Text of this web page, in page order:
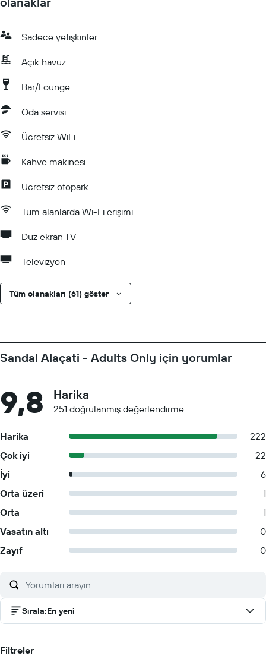
Sadece yetişkinler
Açık havuz
Bar/Lounge
Oda servisi
Ücretsiz WiFi
Kahve makinesi
Ücretsiz otopark
Tüm alanlarda Wi-Fi erişimi
Düz ekran TV
Televizyon
Tüm olanakları (61) göster
Sandal Alaçati - Adults Only için yorumlar
9,8 Harika
251 doğrulanmış değerlendirme
Harika
222
Çok iyi
22
İyi
6
Orta üzeri
1
Orta
1
Vasatın altı
0
Zayıf
0
Sırala:En yeni
Filtreler